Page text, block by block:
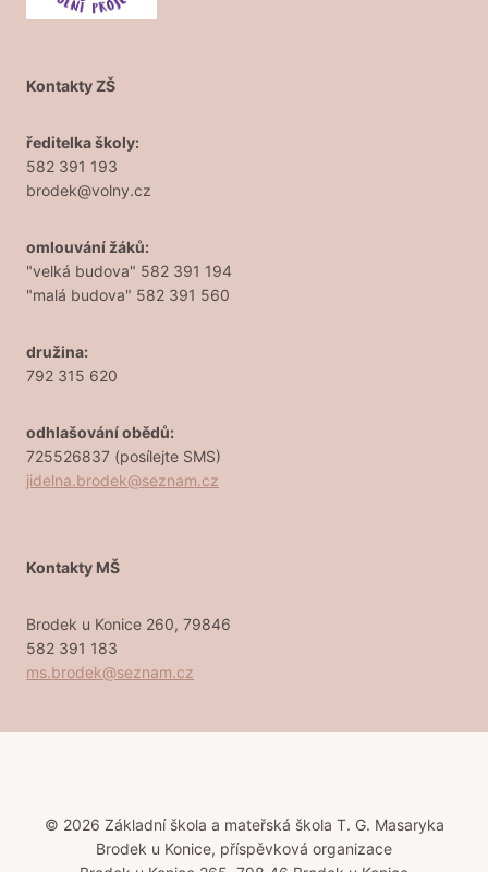
Kontakty ZŠ
ředitelka školy:
582 391 193
brodek@volny.cz
omlouvání žáků:
"velká budova" 582 391 194
"malá budova" 582 391 560
družina:
792 315 620
odhlašování obědů:
725526837 (posílejte SMS)
jidelna.brodek@seznam.cz
Kontakty MŠ
Brodek u Konice 260, 79846
582 391 183
ms.brodek@seznam.cz
© 2026 Základní škola a mateřská škola T. G. Masaryka
Brodek u Konice, příspěvková organizace